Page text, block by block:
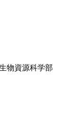
物資源科学部